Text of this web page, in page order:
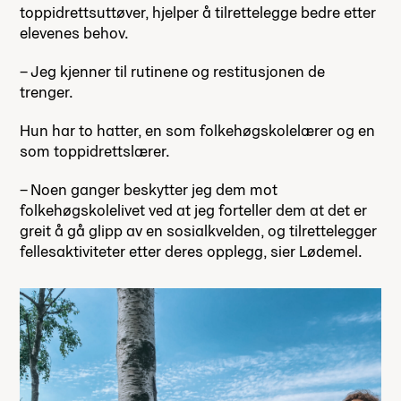
toppidrettsuttøver, hjelper å tilrettelegge bedre etter
elevenes behov.
– Jeg kjenner til rutinene og restitusjonen de
trenger.
Hun har to hatter, en som folkehøgskolelærer og en
som toppidrettslærer.
– Noen ganger beskytter jeg dem mot
folkehøgskolelivet ved at jeg forteller dem at det er
greit å gå glipp av en sosialkvelden, og tilrettelegger
fellesaktiviteter etter deres opplegg, sier Lødemel.